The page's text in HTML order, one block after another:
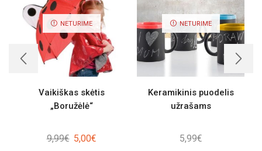
NETURIME
Vaikiškas skėtis
„Boružėlė“
9,99€ Original
5,00€Current
NETURIME
Keramikinis puodelis
užrašams
5,99€